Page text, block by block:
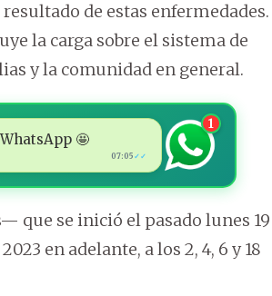
de estas enfermedades.
la carga sobre el sistema de
y la comunidad en general.
🤩
07:05 ✓✓
1
que se inició el pasado lunes 19
en adelante, a los 2, 4, 6 y 18